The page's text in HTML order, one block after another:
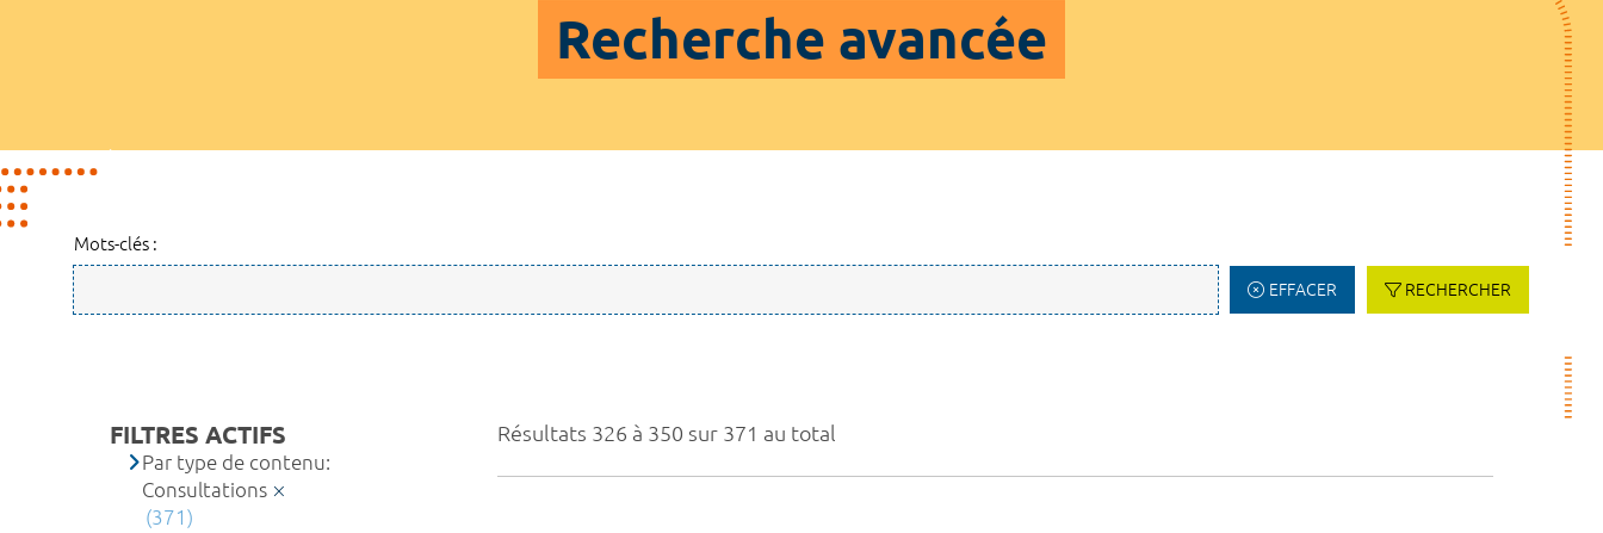
Recherche avancée
Mots-clés :
EFFACER RECHERCHER
Résultats 326 à 350 sur 371 au total
FILTRES ACTIFS
Par type de contenu:
Consultations
(371)